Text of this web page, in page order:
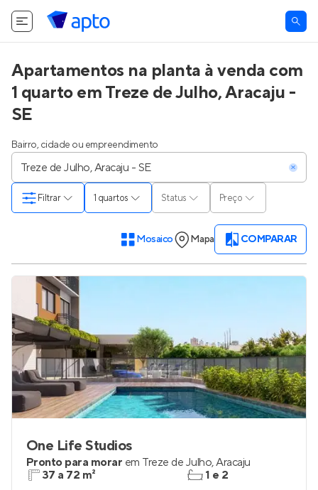
Apartamentos na planta à venda com
1 quarto em Treze de Julho, Aracaju -
SE
Bairro, cidade ou empreendimento
1 quartos Status Preço
Filtrar
Mosaico Mapa COMPARAR
One Life Studios
Pronto para morar em Treze de Julho,Aracaju
37 a 72 m²
1 e 2